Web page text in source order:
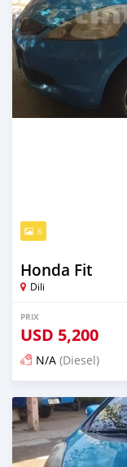
6
Honda Fit
Dili
PRIX
USD 5,200
N/A (Diesel)
Publié il y a presque